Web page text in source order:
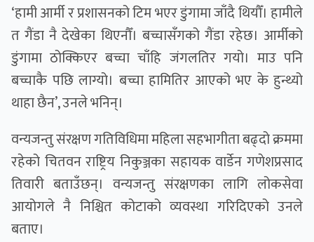
‘हामी आर्मी र प्रशासनको टिम भएर डुंगामा जाँदै थियौँ। हामीले
त गैंडा नै देखेका थिएनौँ। बच्चासँगको गैंडा रहेछ। आर्मीको
डुंगामा ठोक्किएर बच्चा चाँहि जंगलतिर गयो। माउ पनि
बच्चाकै पछि लाग्यो। बच्चा हामितिर आएको भए के हुन्थ्यो
थाहा छैन’, उनले भनिन्।
वन्यजन्तु संरक्षण गतिविधिमा महिला सहभागीता बढ्दो क्रममा
रहेको चितवन राष्ट्रिय निकुञ्जका सहायक वार्डेन गणेशप्रसाद
तिवारी बताउँछन्। वन्यजन्तु संरक्षणका लागि लोकसेवा
आयोगले नै निश्चित कोटाको व्यवस्था गरिदिएको उनले
बताए।